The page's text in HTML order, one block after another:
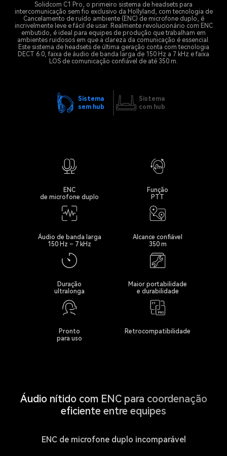
Solidcom C1 Pro, o primeiro sistema de headsets para
intercomunicação sem fio exclusivo da Hollyland, com tecnologia de
Cancelamento de ruído ambiente (ENC) de microfone duplo, é
incrivelmente leve e fácil de usar. Realmente revolucionário com ENC
embutido, é ideal para equipes de produção que trabalham em
ambientes ruidosos em que a clareza da comunicação é essencial.
Este sistema de headsets de última geração conta com tecnologia
DECT 6.0, faixa de áudio de banda larga de 150 Hz a 7 kHz e faixa
LOS de comunicação confiável de até 350 m.
Sistema
sem hub
Sistema
com hub
ENC
de microfone duplo
Função
PTT
Áudio de banda larga
150 Hz – 7 kHz
Alcance confiável
350 m
Duração
ultralonga
Maior portabilidade
e durabilidade
Pronto
para uso
Retrocompatibilidade
Áudio nítido com ENC para coordenação
eficiente entre equipes
ENC de microfone duplo incomparável